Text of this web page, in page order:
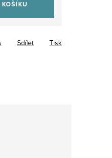
Tisk
Sdílet